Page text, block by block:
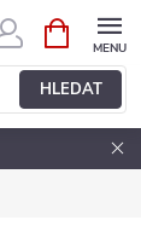
HLEDAT
NÁKUPNÍ
KOŠÍK